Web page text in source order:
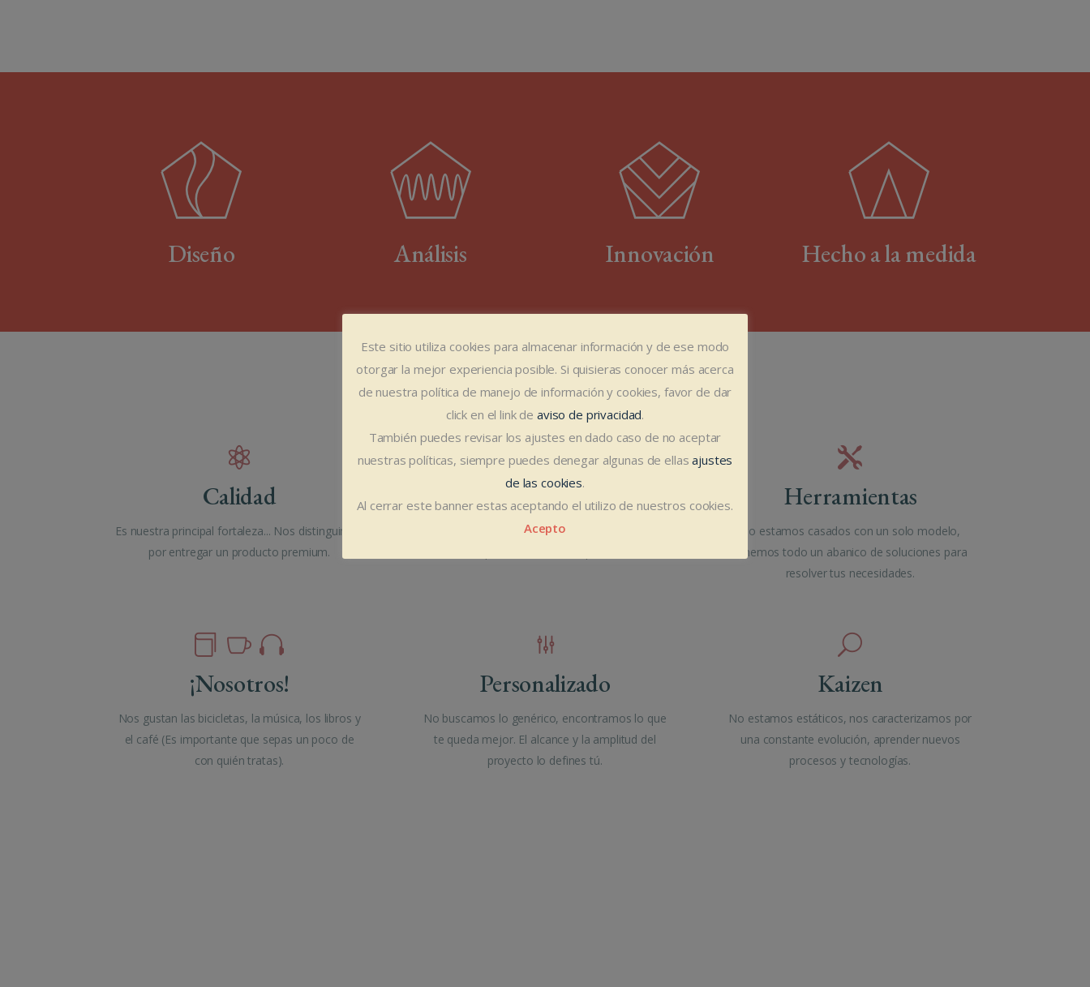
Diseño Análisis Innovación Hecho a la medida
Calidad
Es nuestra principal fortaleza... Nos distinguimos
por entregar un producto premium.
Worldwide
Tenemos clientes en todo el mundo, no nos
Herramientas
No estamos casados con un solo modelo,
tenemos todo un abanico de soluciones para
resolver tus necesidades.
¡Nosotros!
Nos gustan las bicicletas, la música, los libros y
el café (Es importante que sepas un poco de
con quién tratas).
Personalizado
No buscamos lo genérico, encontramos lo que
te queda mejor. El alcance y la amplitud del
proyecto lo defines tú.
Kaizen
No estamos estáticos, nos caracterizamos por
una constante evolución, aprender nuevos
procesos y tecnologías.
Este sitio utiliza cookies para almacenar información y de ese modo
otorgar la mejor experiencia posible. Si quisieras conocer más acerca
de nuestra política de manejo de información y cookies, favor de dar
click en el link de aviso de privacidad.
También puedes revisar los ajustes en dado caso de no aceptar
nuestras políticas, siempre puedes denegar algunas de ellasajustes
de las cookies.
Al cerrar este banner estas aceptando el utilizo de nuestros cookies.
Acepto